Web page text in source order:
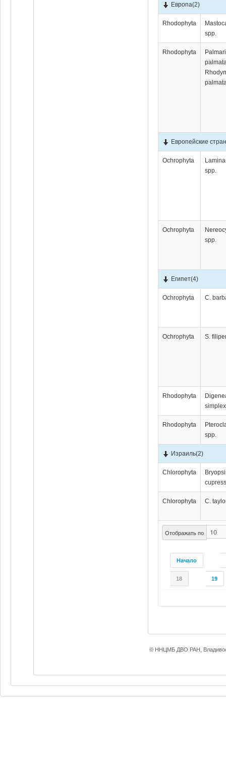
Отображать по
Начало
18 19
Европа(2)
Rhodophyta
spp.
Rhodophyta
Европейские
Ochrophyta
spp.
Ochrophyta
spp.
Египет(4)
Ochrophyta C.
Ochrophyta S.
Rhodophyta
simplex
Rhodophyta
spp.
Израиль(2)
Chlorophyta
Chlorophyta C.
© ННЦМБ ДВО РАН,